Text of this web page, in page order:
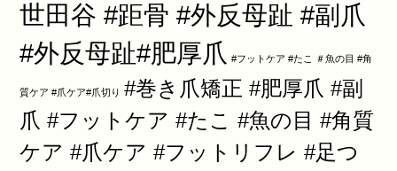
世田谷 #距骨 #外反母趾 #副爪
#外反母趾#肥厚爪 #フットケア #たこ ＃魚の目 #角
質ケア #爪ケア#爪切り #巻き爪矯正 #肥厚爪 #副
爪 #フットケア #たこ #魚の目 #角質
ケア #爪ケア #フットリフレ #足つ